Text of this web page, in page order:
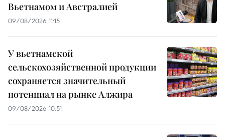
Вьетнамом и Австралией
09/08/2026 11:15
У вьетнамской
сельскохозяйственной продукции
сохраняется значительный
потенциал на рынке Алжира
09/08/2026 10:51